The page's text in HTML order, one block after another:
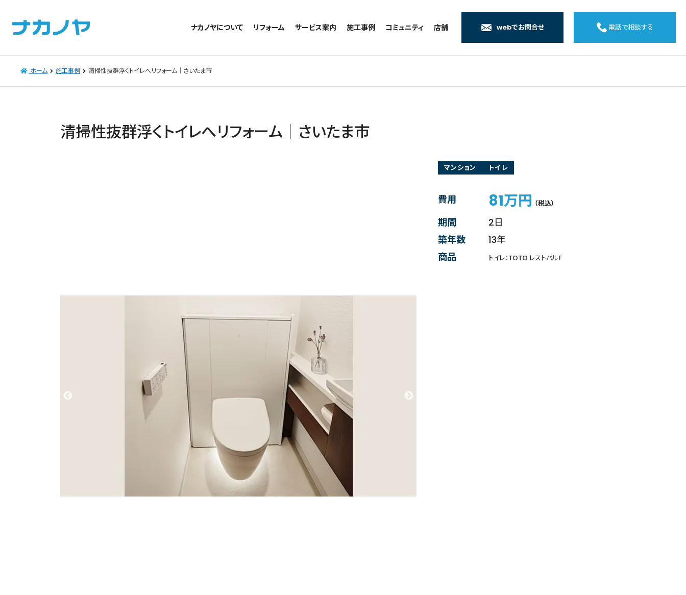
ナカノヤについて リフォーム
お風呂のリフォーム
洗面台のリフォーム
内装のリフォーム
水回りのリフォーム
サービス案内
相談室・よくある質問
施工事例
トイレの施工事例
キッチンの施工事例
コミュニティ
アルブル通信
ブログ
店舗
墨田店
日本橋店
webでお問合せ 電話で相談する
ホーム 施工事例 清掃性抜群浮くトイレへリフォーム｜さいたま市
清掃性抜群浮くトイレへリフォーム｜さいたま市
マンション トイレ
費用 81万円 （税込）
期間
2日
築年数
13年
商品
トイレ：TOTO レストパルF